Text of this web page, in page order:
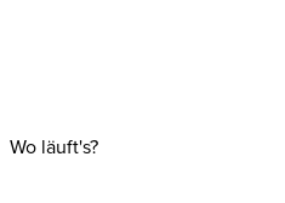
Wo läuft's?